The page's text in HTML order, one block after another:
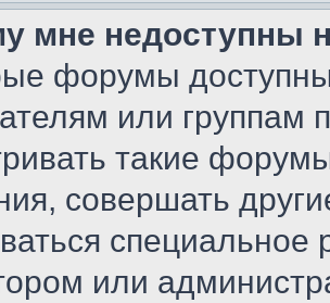
мне недоступны
форумы
или группам
такие
совершать
или